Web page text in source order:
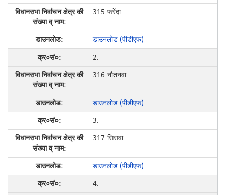
315-फरेंदा
डाउनलोड (पीडीएफ)
2.
316-नौतनवा
डाउनलोड (पीडीएफ)
3.
317-सिसवा
डाउनलोड (पीडीएफ)
4.